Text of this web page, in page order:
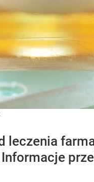
leczenia